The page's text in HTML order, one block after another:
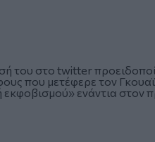
του στο twitter
που μετέφερε τον
ενάντια στον